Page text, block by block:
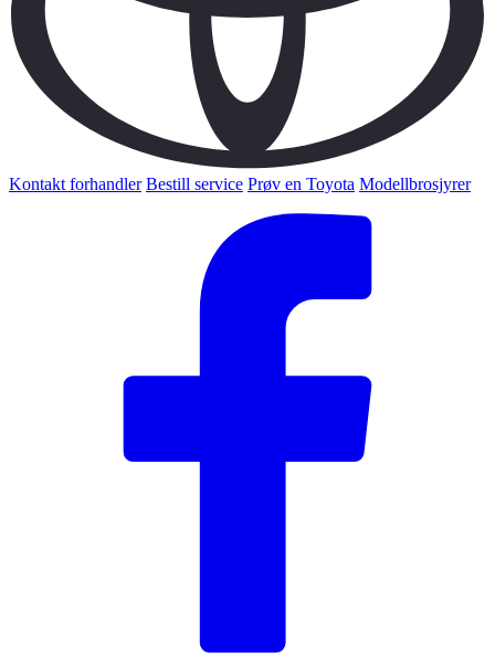
Kontakt forhandler Bestill service Prøv en Toyota Modellbrosjyrer